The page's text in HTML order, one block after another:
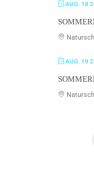
AUG. 18
AUG. 19